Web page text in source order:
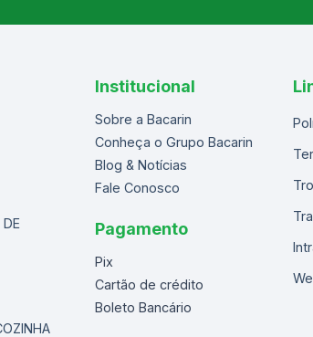
Institucional
Sobre a Bacarin
Conheça o Grupo Bacarin
Blog & Notícias
Fale Conosco
Pagamento
Pix
Cartão de crédito
Boleto Bancário